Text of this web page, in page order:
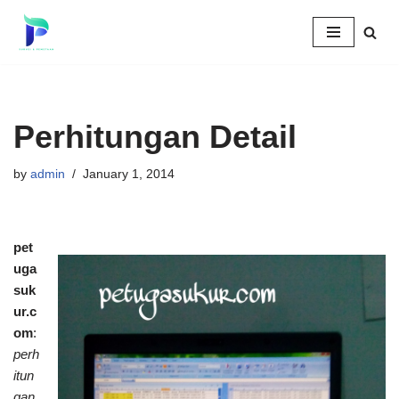
Skip
Perhitungan Detail
by admin January 1, 2014
pet
uga
suk
ur.c
om:
perh
itun